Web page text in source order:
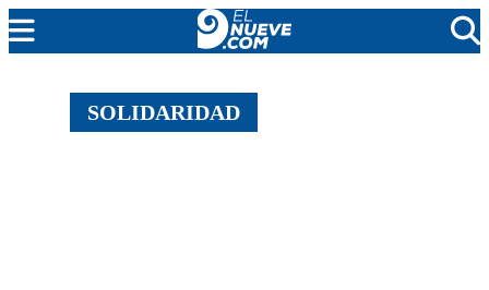
MENDOZA
CADA DÍA
SOLIDARIDAD